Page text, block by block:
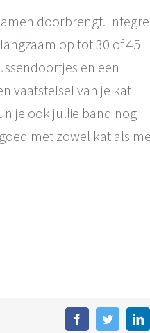
doorbrengt.
op tot 30 of 45
en een
vaatstelsel van je kat
je ook jullie band nog
met zowel kat als
FacebookTwitter